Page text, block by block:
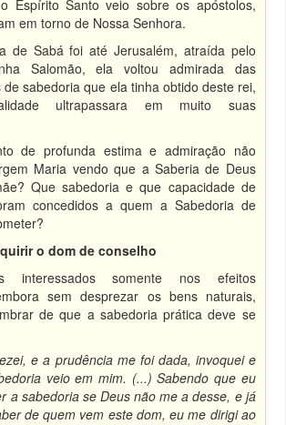
Espírito Santo veio sobre os apóstolos,
em torno de Nossa Senhora.
de Sabá foi até Jerusalém, atraída pelo
Salomão, ela voltou admirada das
de sabedoria que ela tinha obtido deste rei,
ultrapassara em muito suas
de profunda estima e admiração não
Maria vendo que a Saberia de Deus
Que sabedoria e que capacidade de
concedidos a quem a Sabedoria de
o dom de conselho
interessados somente nos efeitos
sem desprezar os bens naturais,
de que a sabedoria prática deve se
e a prudência me foi dada, invoquei e
veio em mim. (...) Sabendo que eu
a sabedoria se Deus não me a desse, e já
de quem vem este dom, eu me dirigi ao